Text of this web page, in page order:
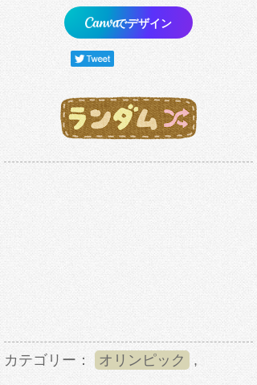
でデザイン
カテゴリー： オリンピック ,